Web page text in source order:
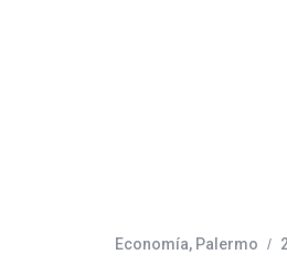
Economía, Palermo